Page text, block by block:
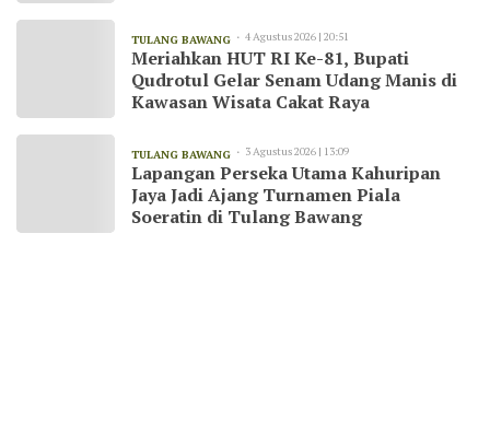
TULANG BAWANG 4 Agustus 2026 | 20:51
Meriahkan HUT RI Ke-81, Bupati
Qudrotul Gelar Senam Udang Manis di
Kawasan Wisata Cakat Raya
TULANG BAWANG 3 Agustus 2026 | 13:09
Lapangan Perseka Utama Kahuripan
Jaya Jadi Ajang Turnamen Piala
Soeratin di Tulang Bawang